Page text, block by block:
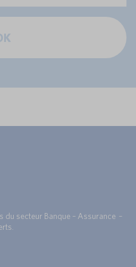
du secteur Banque – Assurance –